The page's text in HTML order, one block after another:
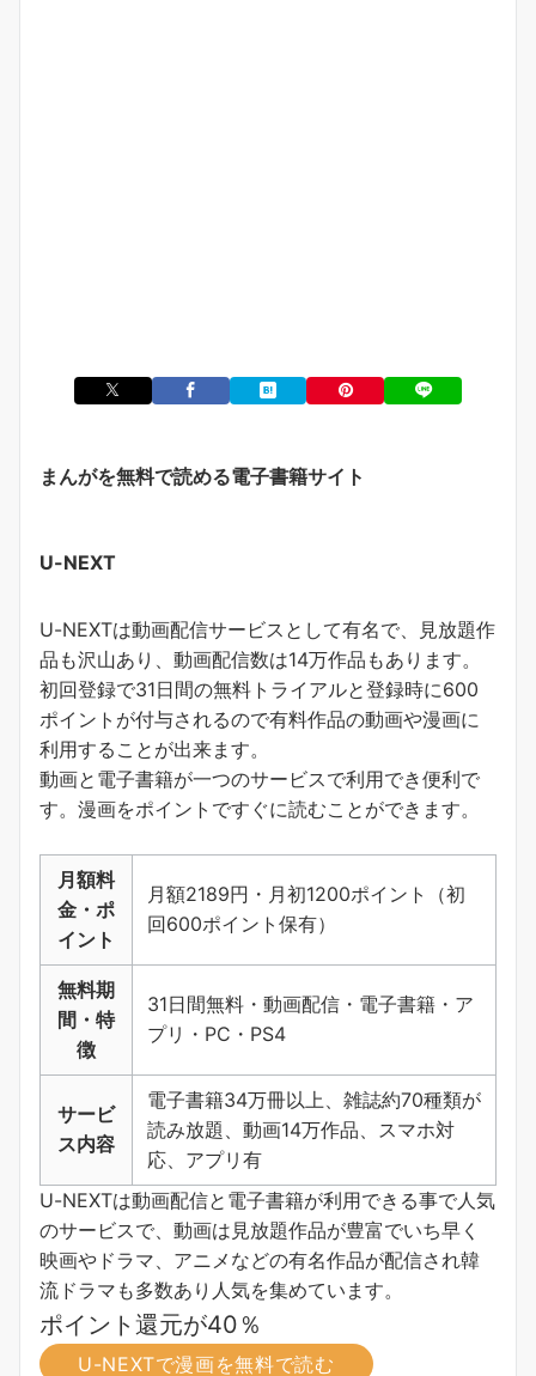
まんがを無料で読める電子書籍サイト
U-NEXT
U-NEXTは動画配信サービスとして有名で、見放題作
品も沢山あり、動画配信数は14万作品もあります。
初回登録で31日間の無料トライアルと登録時に600
ポイントが付与されるので有料作品の動画や漫画に
利用することが出来ます。
動画と電子書籍が一つのサービスで利用でき便利で
す。 漫画をポイントですぐに読むことができます。
月額料
金・ポ
イント
月額2189円・月初1200ポイント（初
回600ポイント保有）
無料期
間・特
徴
31日間無料・動画配信・電子書籍・ア
プリ・PC・PS4
サービ
ス内容
電子書籍34万冊以上、雑誌約70種類が
読み放題、動画14万作品、スマホ対
応、アプリ有
U-NEXTは動画配信と電子書籍が利用できる事で人気
のサービスで、動画は見放題作品が豊富でいち早く
映画やドラマ、アニメなどの有名作品が配信され韓
流ドラマも多数あり人気を集めています。
ポイント還元が40％
U-NEXTで漫画を無料で読む